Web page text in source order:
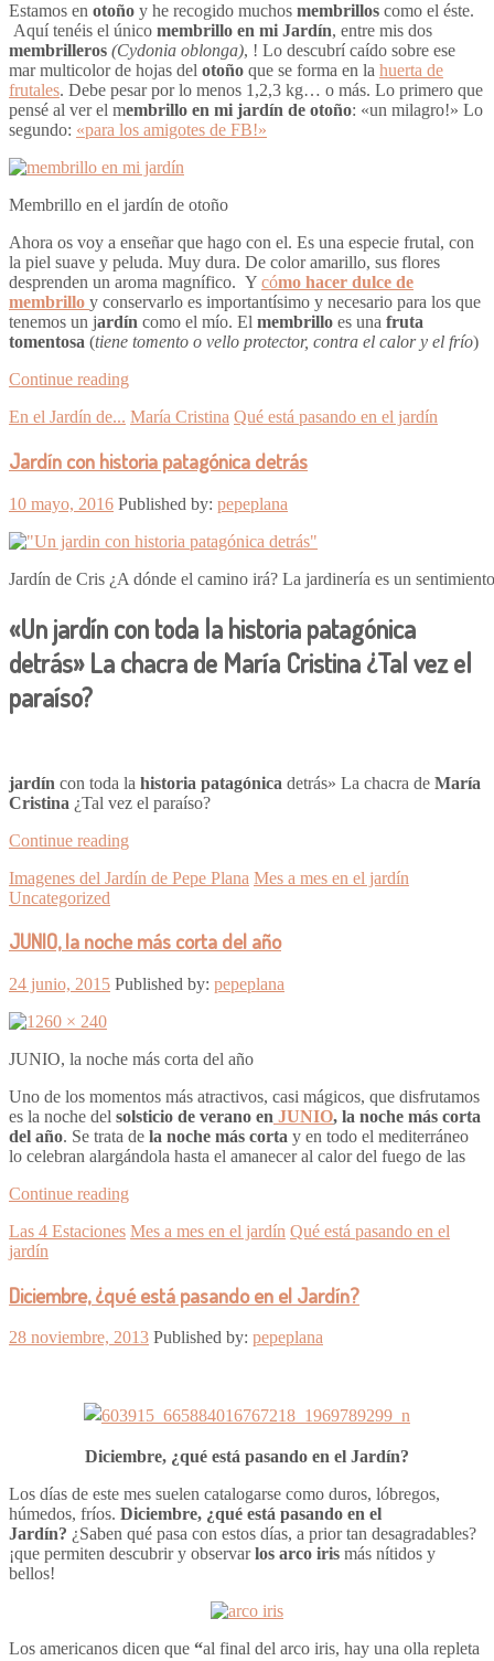
Estamos en otoño y he recogido muchos membrillos como el éste.
Aquí tenéis el único membrillo en mi Jardín, entre mis dos
membrilleros (Cydonia oblonga), ! Lo descubrí caído sobre ese
mar multicolor de hojas del otoño que se forma en la huerta de
frutales. Debe pesar por lo menos 1,2,3 kg… o más. Lo primero que
pensé al ver el membrillo en mi jardín de otoño: «un milagro!» Lo
segundo: «para los amigotes de FB!»
Membrillo en el jardín de otoño
Ahora os voy a enseñar que hago con el. Es una especie frutal, con
la piel suave y peluda. Muy dura. De color amarillo, sus flores
desprenden un aroma magnífico. Y cómo hacer dulce de
membrillo y conservarlo es importantísimo y necesario para los que
tenemos un jardín como el mío. El membrillo es una fruta
tomentosa (tiene tomento o vello protector, contra el calor y el frío)
Continue reading
En el Jardín de... María Cristina Qué está pasando en el jardín
Jardín con historia patagónica detrás
10 mayo, 2016 Published by: pepeplana
Jardín de Cris ¿A dónde el camino irá? La jardinería es un
«Un jardín con toda la historia patagónica
detrás» La chacra de María Cristina ¿Tal vez el
paraíso?
jardín con toda la historia patagónica detrás» La chacra de María
Cristina ¿Tal vez el paraíso?
Continue reading
Imagenes del Jardín de Pepe Plana Mes a mes en el jardín
Uncategorized
JUNIO, la noche más corta del año
24 junio, 2015 Published by: pepeplana
JUNIO, la noche más corta del año
Uno de los momentos más atractivos, casi mágicos, que disfrutamos
es la noche del solsticio de verano en JUNIO, la noche más corta
del año. Se trata de la noche más corta y en todo el mediterráneo
lo celebran alargándola hasta el amanecer al calor del fuego de las
Continue reading
Las 4 Estaciones Mes a mes en el jardín Qué está pasando en el
jardín
Diciembre, ¿qué está pasando en el Jardín?
28 noviembre, 2013 Published by: pepeplana
Diciembre, ¿qué está pasando en el Jardín?
Los días de este mes suelen catalogarse como duros, lóbregos,
húmedos, fríos. Diciembre, ¿qué está pasando en el
Jardín? ¿Saben qué pasa con estos días, a prior tan desagradables?
¡que permiten descubrir y observarlos arco iris más nítidos y
bellos!
Los americanos dicen que “al final del arco iris, hay una olla repleta